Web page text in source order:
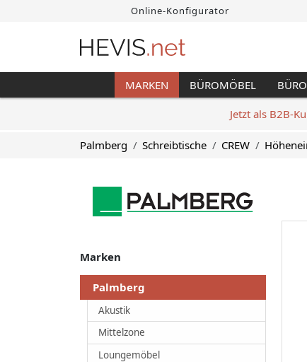
Online-Konfigurator
MARKEN BÜROMÖBEL
Jetzt als B2B-
Palmberg Schreibtische CREW
Marken
Palmberg
Akustik
Mittelzone
Loungemöbel